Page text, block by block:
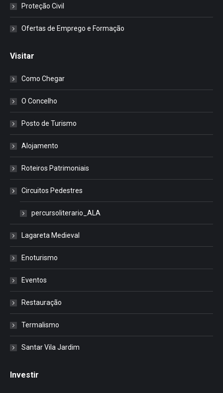
Proteção Civil
Ofertas de Emprego e Formação
Visitar
Como Chegar
O Concelho
Posto de Turismo
Alojamento
Roteiros Patrimoniais
Circuitos Pedestres
percursoliterario_ALA
Lagareta Medieval
Enoturismo
Eventos
Restauração
Termalismo
Santar Vila Jardim
Investir